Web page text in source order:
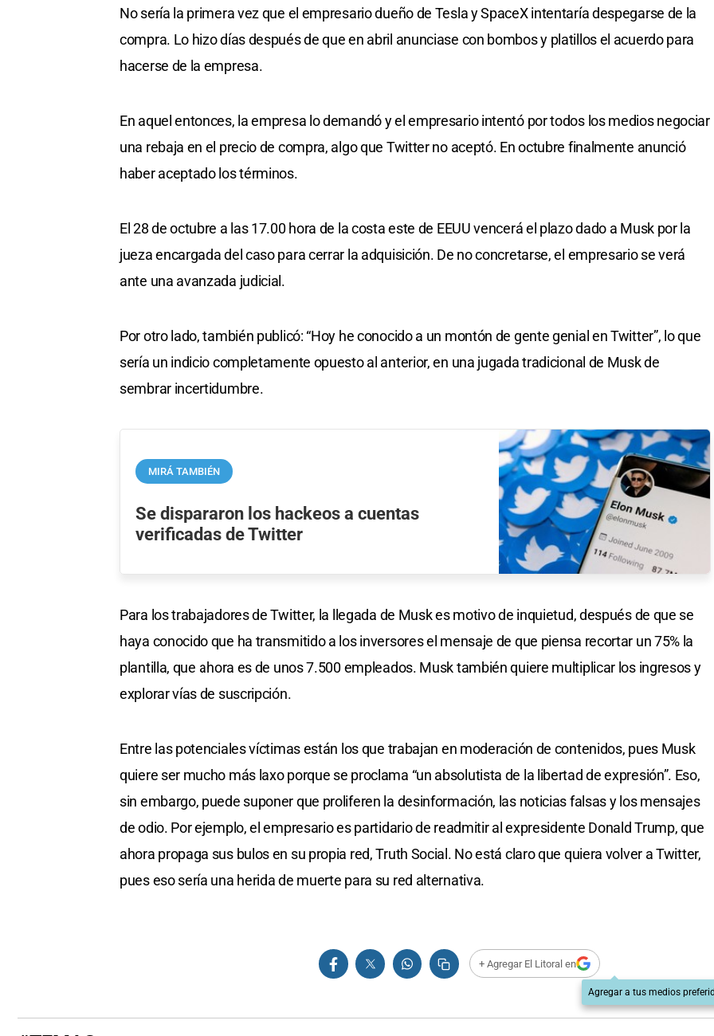
No sería la primera vez que el empresario dueño de Tesla y SpaceX intentaría despegarse de la
compra. Lo hizo días después de que en abril anunciase con bombos y platillos el acuerdo para
hacerse de la empresa.
En aquel entonces, la empresa lo demandó y el empresario intentó por todos los medios negociar
una rebaja en el precio de compra, algo que Twitter no aceptó. En octubre finalmente anunció
haber aceptado los términos.
El 28 de octubre a las 17.00 hora de la costa este de EEUU vencerá el plazo dado a Musk por la
jueza encargada del caso para cerrar la adquisición. De no concretarse, el empresario se verá
ante una avanzada judicial.
Por otro lado, también publicó: “Hoy he conocido a un montón de gente genial en Twitter”, lo que
sería un indicio completamente opuesto al anterior, en una jugada tradicional de Musk de
sembrar incertidumbre.
MIRÁ TAMBIÉN
Se dispararon los hackeos a cuentas
verificadas de Twitter
Para los trabajadores de Twitter, la llegada de Musk es motivo de inquietud, después de que se
haya conocido que ha transmitido a los inversores el mensaje de que piensa recortar un 75% la
plantilla, que ahora es de unos 7.500 empleados. Musk también quiere multiplicar los ingresos y
explorar vías de suscripción.
Entre las potenciales víctimas están los que trabajan en moderación de contenidos, pues Musk
quiere ser mucho más laxo porque se proclama “un absolutista de la libertad de expresión”. Eso,
sin embargo, puede suponer que proliferen la desinformación, las noticias falsas y los mensajes
de odio. Por ejemplo, el empresario es partidario de readmitir al expresidente Donald Trump, que
ahora propaga sus bulos en su propia red, Truth Social. No está claro que quiera volver a Twitter,
pues eso sería una herida de muerte para su red alternativa.
+ Agregar El Litoral en
Agregar a tus medios